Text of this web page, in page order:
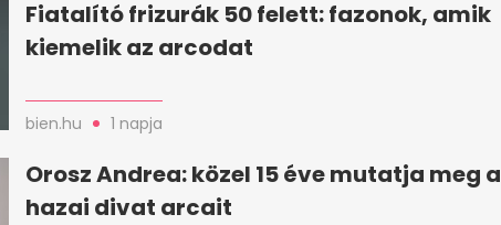
Fiatalító frizurák 50 felett: fazonok, amik
kiemelik az arcodat
bien.hu 1 napja
Orosz Andrea: közel 15 éve mutatja meg a
hazai divat arcait